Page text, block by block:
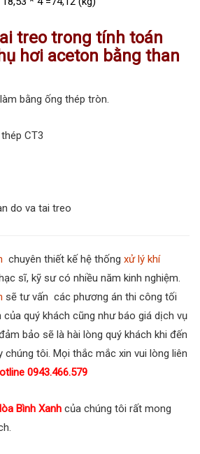
treotrong tính toán
hơi aceton bằng than
bằng ống thép tròn.
CT3
chuyên thiết kế hệ thống xử lý khí
sĩ, kỹ sư có nhiều năm kinh nghiệm.
sẽ tư vấn các phương án thi công tối
quý khách cũng như báo giá dịch vụ
bảo sẽ là hài lòng quý khách khi đến
tôi. Mọi thắc mắc xin vui lòng liên
0943.466.579
Bình Xanh của chúng tôi rất mong